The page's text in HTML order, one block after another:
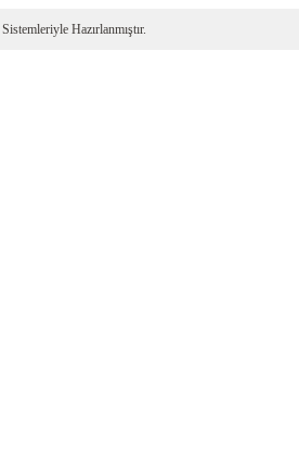
Sistemleriyle Hazırlanmıştır.